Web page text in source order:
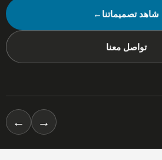
شاهد تصميماتنا←
تواصل معنا
→
←